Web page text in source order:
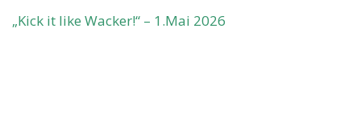
„Kick it like Wacker!“ – 1.Mai 2026